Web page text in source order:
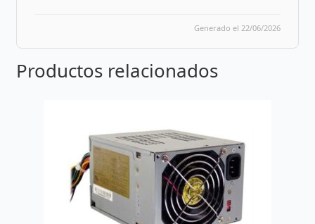
Generado el 22/06/2026
Productos relacionados